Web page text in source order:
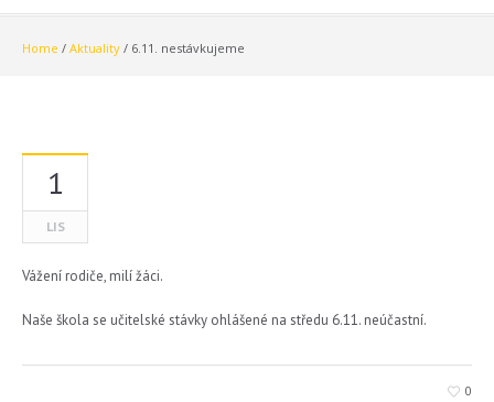
Home / Aktuality / 6.11. nestávkujeme
1
LIS
Vážení rodiče, milí žáci.
Naše škola se učitelské stávky ohlášené na středu 6.11. neúčastní.
0